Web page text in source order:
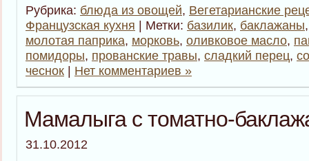
Рубрика: блюда из овощей, Вегетарианские
Французская кухня | Метки: базилик, баклажаны
молотая паприка, морковь, оливковое масло,
помидоры, прованские травы, сладкий перец,
чеснок | Нет комментариев »
Мамалыга с томатно-
31.10.2012